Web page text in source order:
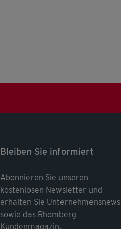
Bleiben Sie informiert
Abonnieren Sie unseren
kostenlosen Newsletter und
erhalten Sie Unternehmensnews
sowie das Rhomberg
Kundenmagazin.